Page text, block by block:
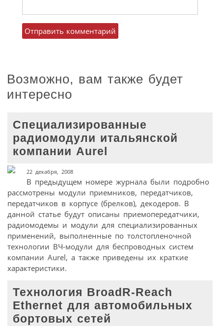
Возможно, вам также будет
интересно
Специализированные
радиомодули итальянской
компании Aurel
22 декабря, 2008
В предыдущем номере журнала были подробно
рассмотрены модули приемников, передатчиков,
передатчиков в корпусе (брелков), декодеров. В
данной статье будут описаны приемопередатчики,
радиомодемы и модули для специализированных
применений, выполненные по толстопленочной
технологии ВЧ-модули для беспроводных систем
компании Aurel, а также приведены их краткие
характеристики.
Технология BroadR-Reach
Ethernet для автомобильных
бортовых сетей